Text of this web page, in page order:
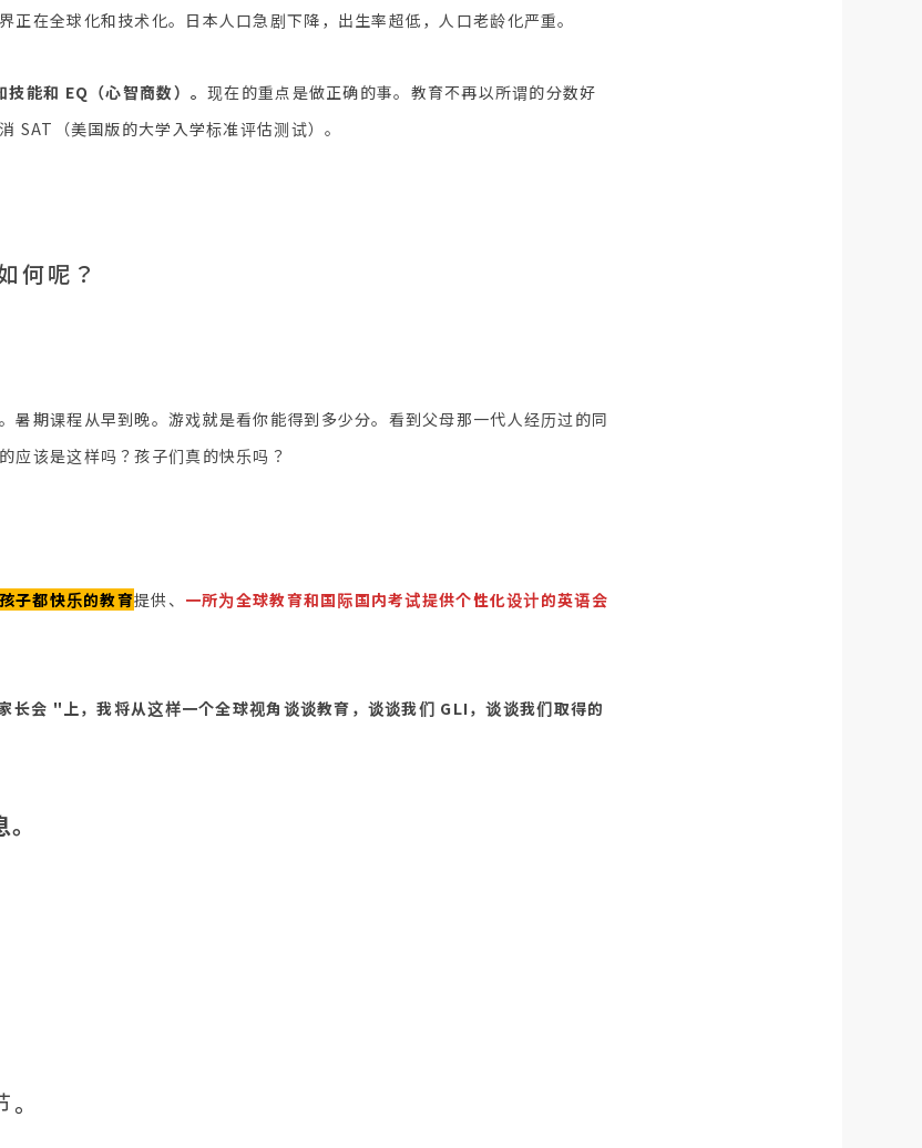
正在全球化和技术化。日本人口急剧下降，出生率超低，人口老龄化严重。
技能和 EQ（心智商数）。现在的重点是做正确的事。教育不再以所谓的分数好
SAT（美国版的大学入学标准评估测试）。
何呢？
暑期课程从早到晚。游戏就是看你能得到多少分。看到父母那一代人经历过的同
应该是这样吗？孩子们真的快乐吗？
子都快乐的教育提供、 一所为全球教育和国际国内考试提供个性化设计的英语会
长会 "上，我将从这样一个全球视角谈谈教育，谈谈我们 GLI，谈谈我们取得的